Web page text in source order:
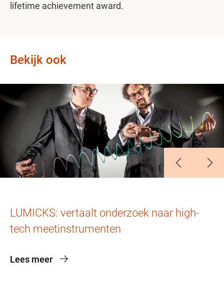
lifetime achievement award.
Bekijk ook
LUMICKS: vertaalt onderzoek naar high-
tech meetinstrumenten
Lees meer